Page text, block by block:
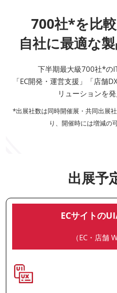
700社*を比
自社に最適な
下半期最大級700社*の
「EC開発・運営支援」「店舗
リューションを発
*出展社数は同時開催展・共同出展
り、開催時には増減の
出展予
ECサイトの
（EC・店舗